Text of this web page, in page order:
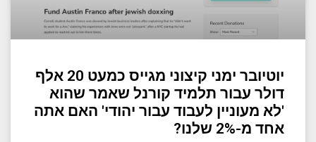
יוטיובר ימני קיצוני מגייס כמעט 20 אלף
דולר עבור תלמיד קורנל שאמר שהוא
'לא מעוניין לעבוד עבור יהודי' האם אתה
אחד מ-2% שלנו?